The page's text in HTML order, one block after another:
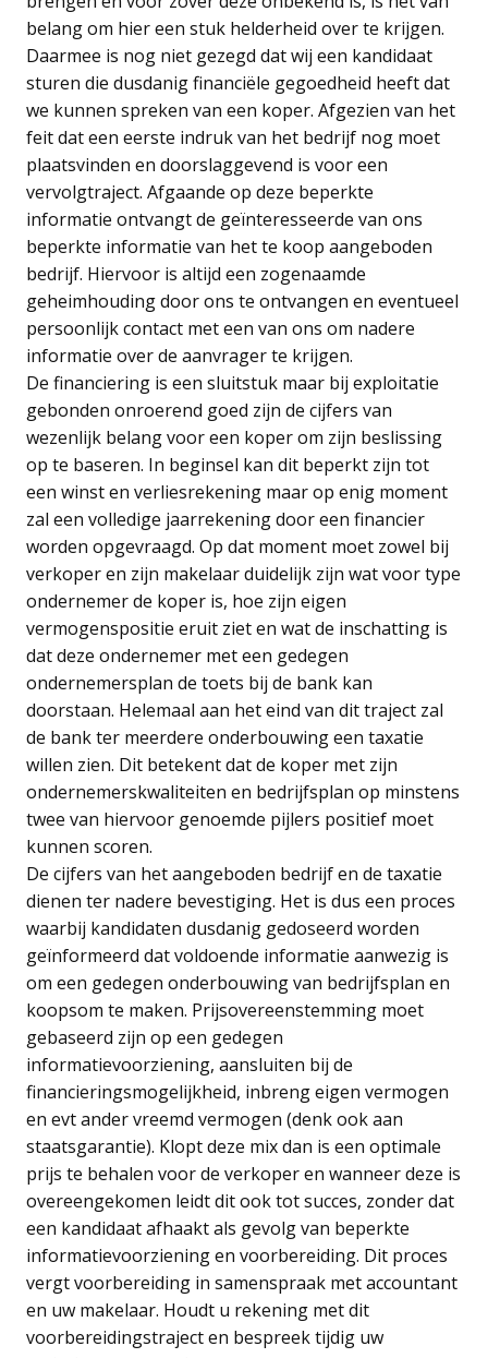
belang om hier een stuk helderheid over te krijgen.
Daarmee is nog niet gezegd dat wij een kandidaat
sturen die dusdanig financiële gegoedheid heeft dat
we kunnen spreken van een koper. Afgezien van het
feit dat een eerste indruk van het bedrijf nog moet
plaatsvinden en doorslaggevend is voor een
vervolgtraject. Afgaande op deze beperkte
informatie ontvangt de geïnteresseerde van ons
beperkte informatie van het te koop aangeboden
bedrijf. Hiervoor is altijd een zogenaamde
geheimhouding door ons te ontvangen en eventueel
persoonlijk contact met een van ons om nadere
informatie over de aanvrager te krijgen.
De financiering is een sluitstuk maar bij exploitatie
gebonden onroerend goed zijn de cijfers van
wezenlijk belang voor een koper om zijn beslissing
op te baseren. In beginsel kan dit beperkt zijn tot
een winst en verliesrekening maar op enig moment
zal een volledige jaarrekening door een financier
worden opgevraagd. Op dat moment moet zowel bij
verkoper en zijn makelaar duidelijk zijn wat voor type
ondernemer de koper is, hoe zijn eigen
vermogenspositie eruit ziet en wat de inschatting is
dat deze ondernemer met een gedegen
ondernemersplan de toets bij de bank kan
doorstaan. Helemaal aan het eind van dit traject zal
de bank ter meerdere onderbouwing een taxatie
willen zien. Dit betekent dat de koper met zijn
ondernemerskwaliteiten en bedrijfsplan op minstens
twee van hiervoor genoemde pijlers positief moet
kunnen scoren.
De cijfers van het aangeboden bedrijf en de taxatie
dienen ter nadere bevestiging. Het is dus een proces
waarbij kandidaten dusdanig gedoseerd worden
geïnformeerd dat voldoende informatie aanwezig is
om een gedegen onderbouwing van bedrijfsplan en
koopsom te maken. Prijsovereenstemming moet
gebaseerd zijn op een gedegen
informatievoorziening, aansluiten bij de
financieringsmogelijkheid, inbreng eigen vermogen
en evt ander vreemd vermogen (denk ook aan
staatsgarantie). Klopt deze mix dan is een optimale
prijs te behalen voor de verkoper en wanneer deze is
overeengekomen leidt dit ook tot succes, zonder dat
een kandidaat afhaakt als gevolg van beperkte
informatievoorziening en voorbereiding. Dit proces
vergt voorbereiding in samenspraak met accountant
en uw makelaar. Houdt u rekening met dit
voorbereidingstraject en bespreek tijdig uw